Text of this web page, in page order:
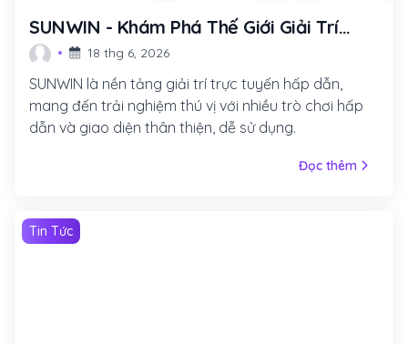
SUNWIN - Khám Phá Thế Giới Giải Trí
Trực Tuyến Đầy Hấp Dẫn
18 thg 6, 2026
SUNWIN là nền tảng giải trí trực tuyến hấp dẫn,
mang đến trải nghiệm thú vị với nhiều trò chơi hấp
dẫn và giao diện thân thiện, dễ sử dụng.
Đọc thêm
Tin Tức